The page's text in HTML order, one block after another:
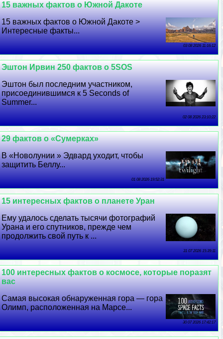
15 важных фактов о Южной Дакоте
15 важных фактов о Южной Дакоте >
Интересные факты...
03 08 2026 11:16:12
Эштон Ирвин 250 фактов о 5SOS
Эштон был последним участником,
присоединившимся к 5 Seconds of
Summer...
02 08 2026 23:10:22
29 фактов о «Сумерках»
В «Новолунии » Эдвард уходит, чтобы
защитить Беллу...
01 08 2026 19:52:31
15 интересных фактов о планете Уран
Ему удалось сделать тысячи фотографий
Урана и его спутников, прежде чем
продолжить свой путь к ...
31 07 2026 15:39:11
100 интересных фактов о космосе, которые поразят
вас
Самая высокая обнаруженная гора — гора
Олимп, расположенная на Марсе...
30 07 2026 17:42:17